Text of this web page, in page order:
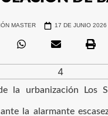
MASTER 17 DE JUNIO 2026
la urbanización Los
la alarmante